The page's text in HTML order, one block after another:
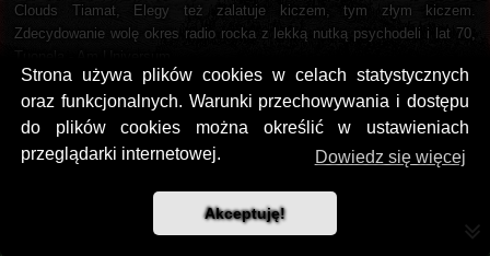
Strona używa plików cookies w celach statystycznych
oraz funkcjonalnych. Warunki przechowywania i dostępu
do plików cookies można określić w ustawieniach
przeglądarki internetowej.
Dowiedz się więcej
Akceptuję!
Clouds Tiamat, Elegy też zalatuje kiczem, tym złym kiczem.
Zdecydowanie wolę okres radio rocka z lekką nutką psychodeli i lat 70,
Tuonela - Am Universum.
PanLisek
from the Thousand Lakes, dziś brzmi to kwadratowo niczym Clouds
Tiamat, Elegy też zalatuje kiczem, tym złym kiczem. Zdecydowanie wolę